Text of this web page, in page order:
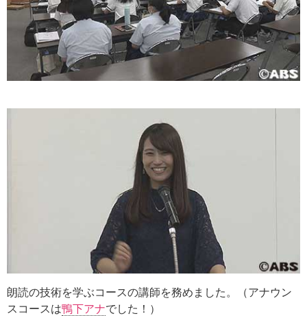
朗読の技術を学ぶコースの講師を務めました。（アナウン
スコースは鴨下アナでした！）